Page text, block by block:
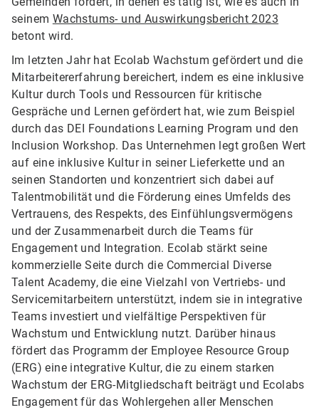
seinem Wachstums- und Auswirkungsbericht 2023
betont wird.
Im letzten Jahr hat Ecolab Wachstum gefördert und die
Mitarbeitererfahrung bereichert, indem es eine inklusive
Kultur durch Tools und Ressourcen für kritische
Gespräche und Lernen gefördert hat, wie zum Beispiel
durch das DEI Foundations Learning Program und den
Inclusion Workshop. Das Unternehmen legt großen Wert
auf eine inklusive Kultur in seiner Lieferkette und an
seinen Standorten und konzentriert sich dabei auf
Talentmobilität und die Förderung eines Umfelds des
Vertrauens, des Respekts, des Einfühlungsvermögens
und der Zusammenarbeit durch die Teams für
Engagement und Integration. Ecolab stärkt seine
kommerzielle Seite durch die Commercial Diverse
Talent Academy, die eine Vielzahl von Vertriebs- und
Servicemitarbeitern unterstützt, indem sie in integrative
Teams investiert und vielfältige Perspektiven für
Wachstum und Entwicklung nutzt. Darüber hinaus
fördert das Programm der Employee Resource Group
(ERG) eine integrative Kultur, die zu einem starken
Wachstum der ERG-Mitgliedschaft beiträgt und Ecolabs
Engagement für das Wohlergehen aller Menschen